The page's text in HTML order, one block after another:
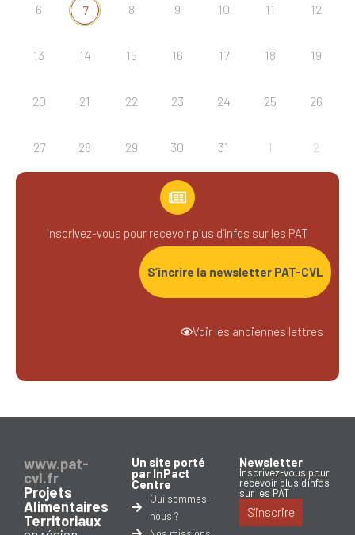
6 7 8 9 10 11 12
13 14 15 16 17 18 19
20 21 22 23 24 25 26
27 28 29 30 31 1 2
Inscrivez-vous pour recevoir plus d’infos sur les PAT
S’incrire la newsletter PAT-CVL
Voir les anciennes lettres
www.pat-
cvl.fr
Projets
Alimentaires
Territoriaux
Un site porté
par InPact
Centre
Qui sommes-
nous ?
Newsletter
Inscrivez-vous pour
recevoir plus d'infos
sur les PAT
S'inscrire